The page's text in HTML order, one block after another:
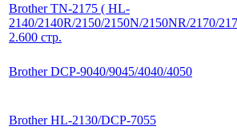
Brother TN-2175 ( HL-
2140/2140R/2150/2150N/2150NR/2170/
2.600 стр.
Brother DCP-9040/9045/4040/4050
Brother HL-2130/DCP-7055